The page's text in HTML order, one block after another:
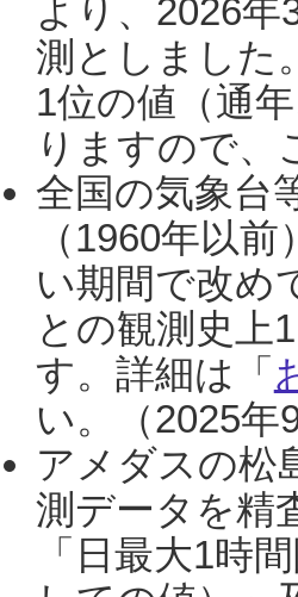
より、2026
測としました
1位の値（通
りますので、
全国の気象台
（1960年以
い期間で改め
との観測史上
す。詳細は「
い。（2025年
アメダスの松
測データを精
「日最大1時